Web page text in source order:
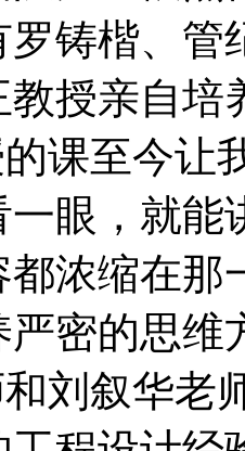
铸楷、管
授亲自培
课至今让
眼，就能
浓缩在那
密的思维
刘叙华老